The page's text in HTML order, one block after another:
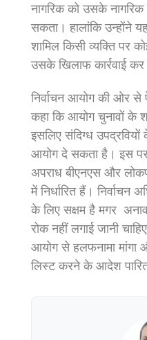
नागरिक को उसके
सकता। हालांकि उन्होंने
शामिल किसी व्यक्ति पर
उसके खिलाफ कार्रवाई
निर्वाचन आयोग की ओर
कहा कि आयोग चुनावों के
इसलिए संदिग्ध
आयोग दे सकता है। इस
अपराध बीएनएस और
में निर्धारित हैं। निर्वाचन
के लिए सक्षम है मगर
रोक नहीं लगाई जानी
आयोग से हलफनामा मांगा
लिस्ट करने के आदेश